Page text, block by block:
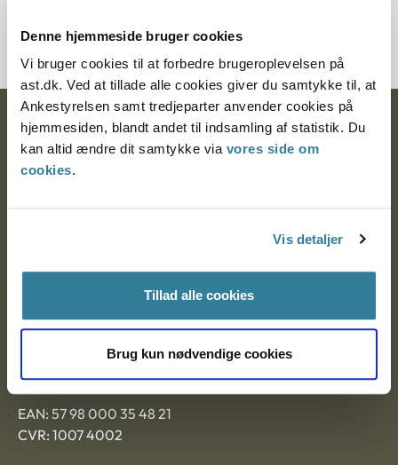
Denne hjemmeside bruger cookies
Vi bruger cookies til at forbedre brugeroplevelsen på
ast.dk. Ved at tillade alle cookies giver du samtykke til, at
Ankestyrelsen samt tredjeparter anvender cookies på
hjemmesiden, blandt andet til indsamling af statistik. Du
kan altid ændre dit samtykke via vores side om
cookies.
Vis detaljer
Tillad alle cookies
Brug kun nødvendige cookies
speciallægeundersøgelse af ansøgerinden.
Ankestyrelsen
Postadresse:
Nytorv 7, 2. sal
Ankestyrelsen Aalborg
Ankestyrelsen København
EAN: 57 98 000 35 48 21
CVR: 1007 4002